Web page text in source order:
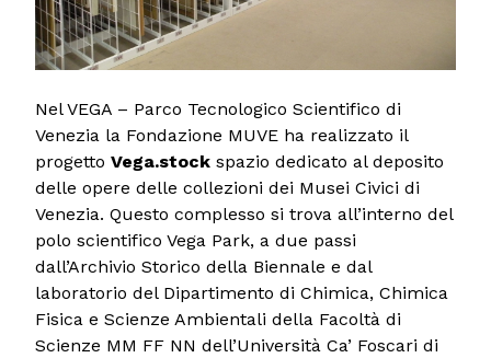
Nel VEGA – Parco Tecnologico Scientifico di
Venezia la Fondazione MUVE ha realizzato il
progetto Vega.stock spazio dedicato al deposito
delle opere delle collezioni dei Musei Civici di
Venezia. Questo complesso si trova all’interno del
polo scientifico Vega Park, a due passi
dall’Archivio Storico della Biennale e dal
laboratorio del Dipartimento di Chimica, Chimica
Fisica e Scienze Ambientali della Facoltà di
Scienze MM FF NN dell’Università Ca’ Foscari di